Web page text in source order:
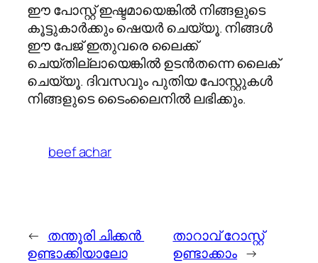
ഈ പോസ്റ്റ്‌ ഇഷ്ടമായെങ്കില്‍ നിങ്ങളുടെ
കൂട്ടുകാര്‍ക്കും ഷെയര്‍ ചെയ്യൂ. നിങ്ങള്‍
ഈ പേജ് ഇതുവരെ ലൈക്ക്
ചെയ്തില്ലായെങ്കില്‍ ഉടന്‍തന്നെ ലൈക്
ചെയ്യൂ. ദിവസവും പുതിയ പോസ്റ്റുകള്‍
നിങ്ങളുടെ ടൈംലൈനില്‍ ലഭിക്കും.
beef achar
← തന്തൂരി ചിക്കന്‍
ഉണ്ടാക്കിയാലോ
താറാവ് റോസ്റ്റ്
ഉണ്ടാക്കാം →